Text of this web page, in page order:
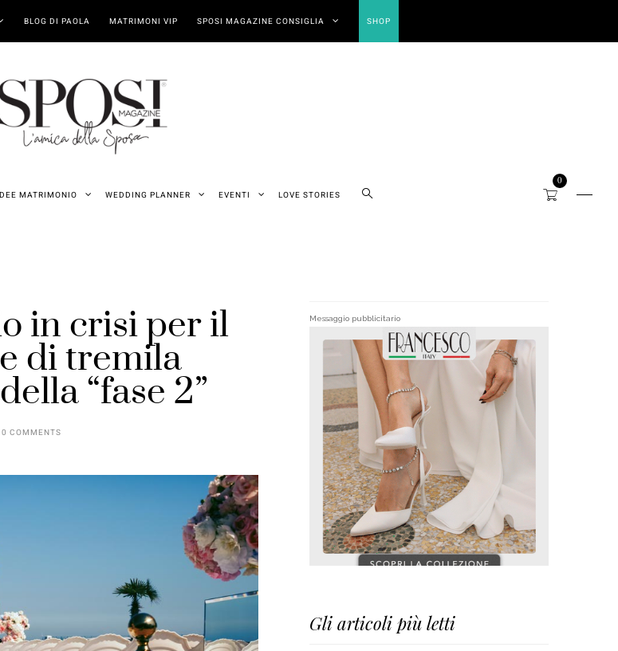
BLOG DI PAOLA MATRIMONI VIP SPOSI MAGAZINE CONSIGLIA SHOP
MATRIMONIO WEDDING PLANNER EVENTI LOVE STORIES
0
in crisi per il
di tremila
“fase 2”
0 COMMENTS
Messaggio pubblicitario
Gli articoli più letti